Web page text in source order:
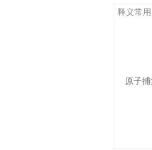
释义常
原子